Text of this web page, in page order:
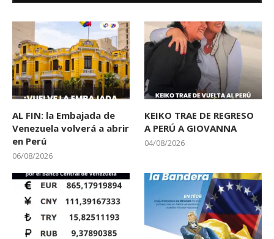
AL FIN: la Embajada de
Venezuela volverá a abrir
en Perú
06/08/2026
KEIKO TRAE DE REGRESO
A PERÚ A GIOVANNA
04/08/2026